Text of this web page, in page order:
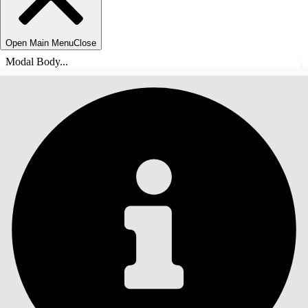
Open Main MenuClose
Modal Body...
SISÄLLYSLUETTELO